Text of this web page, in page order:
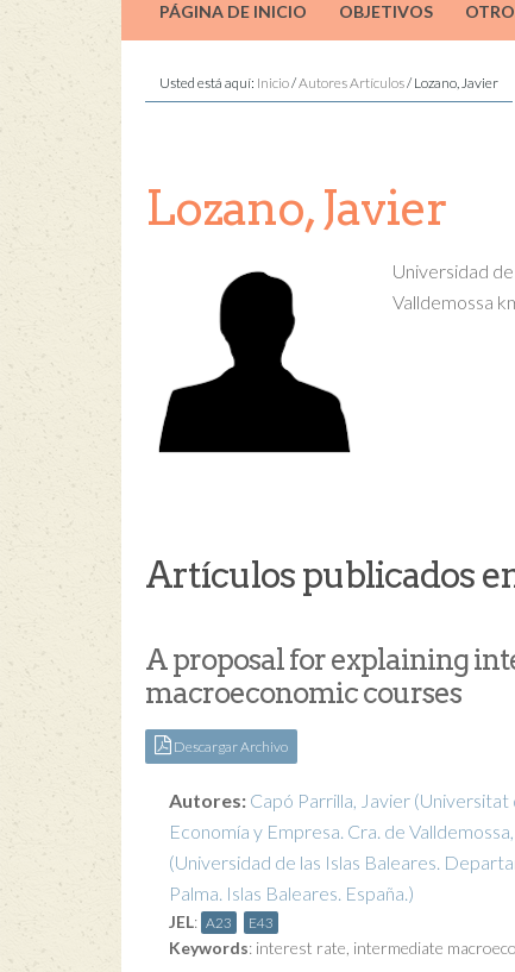
PÁGINA DE INICIO OBJETIVOS
Usted está aquí: Inicio/Autores Artículos/ Lozano, Javier
Lozano, Javier
Universidad
Valldemossa
Artículos publicados
A proposal for explaining
macroeconomic courses
Descargar Archivo
Autores: Capó Parrilla, Javier (Universitat
Economía y Empresa. Cra. de
(Universidad de las Islas Baleares.
Palma. Islas Baleares. España.)
JEL: A23 E43
Keywords: interest rate intermediate